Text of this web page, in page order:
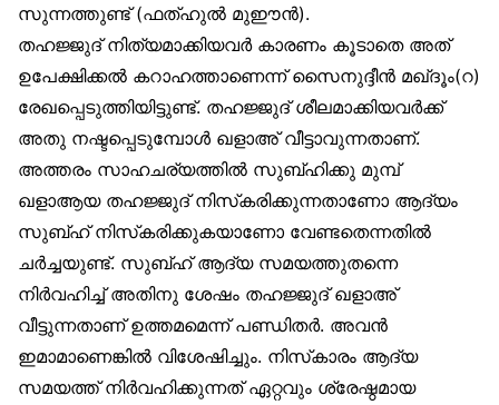
സുന്നത്തുണ്ട് (ഫത്ഹുൽ മുഈൻ).
തഹജ്ജുദ് നിത്യമാക്കിയവർ കാരണം കൂടാതെ അത്
ഉപേക്ഷിക്കൽ കറാഹത്താണെന്ന് സൈനുദ്ദീൻ മഖ്ദൂം(റ)
രേഖപ്പെടുത്തിയിട്ടുണ്ട്. തഹജ്ജുദ് ശീലമാക്കിയവർക്ക്
അതു നഷ്ടപ്പെടുമ്പോൾ ഖളാഅ് വീട്ടാവുന്നതാണ്.
അത്തരം സാഹചര്യത്തിൽ സുബ്ഹിക്കു മുമ്പ്
ഖളാആയ തഹജ്ജുദ് നിസ്‌കരിക്കുന്നതാണോ ആദ്യം
സുബ്ഹ് നിസ്‌കരിക്കുകയാണോ വേണ്ടതെന്നതിൽ
ചർച്ചയുണ്ട്. സുബ്ഹ് ആദ്യ സമയത്തുതന്നെ
നിർവഹിച്ച് അതിനു ശേഷം തഹജ്ജുദ് ഖളാഅ്
വീട്ടുന്നതാണ് ഉത്തമമെന്ന് പണ്ഡിതർ. അവൻ
ഇമാമാണെങ്കിൽ വിശേഷിച്ചും. നിസ്‌കാരം ആദ്യ
സമയത്ത് നിർവഹിക്കുന്നത് ഏറ്റവും ശ്രേഷ്ഠമായ